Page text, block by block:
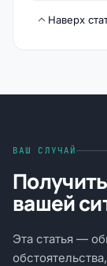
Наверх
ВАШ СЛУЧАЙ
вашей
Эта статья —